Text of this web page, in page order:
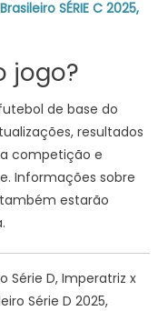
SÉRIE C 2025,
jogo?
de base do
resultados
competição e
Informações sobre
estarão
D, Imperatriz x
Série D 2025,